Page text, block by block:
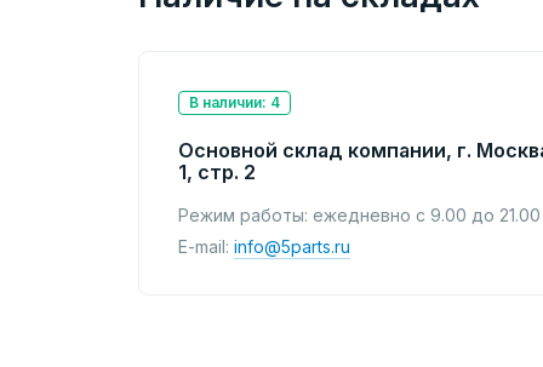
В наличии: 4
Основной склад компании, г.
1, стр. 2
Режим работы: ежедневно с 9.00 до 21.00
E-mail: info@5parts.ru